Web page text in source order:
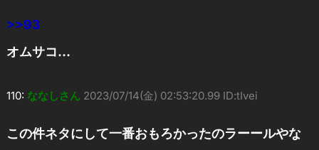
>>93
オムサコ…
110: ななしさん 2023/07/14(金) 02:53:20.99 ID:tIvei
この件ネタにして一番おもろかったのラーールやな